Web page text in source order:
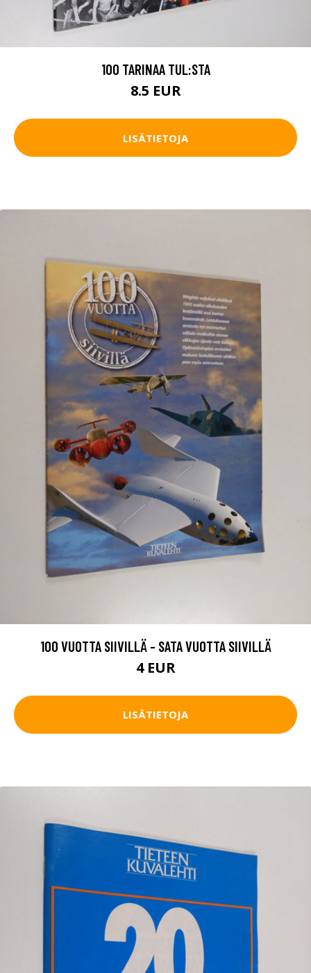
100 TARINAA TUL:STA
8.5 EUR
LISÄTIETOJA
100 VUOTTA SIIVILLÄ - SATA VUOTTA SIIVILLÄ
4 EUR
LISÄTIETOJA